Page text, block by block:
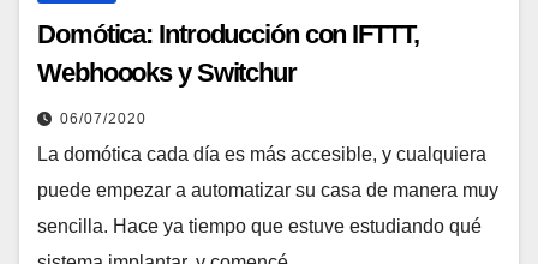
Domótica: Introducción con IFTTT,
Webhoooks y Switchur
06/07/2020
La domótica cada día es más accesible, y cualquiera
puede empezar a automatizar su casa de manera muy
sencilla. Hace ya tiempo que estuve estudiando qué